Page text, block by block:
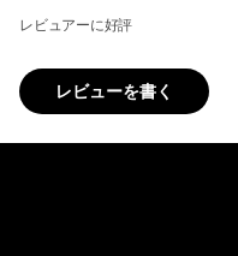
レビュアーに好評
レビューを書く